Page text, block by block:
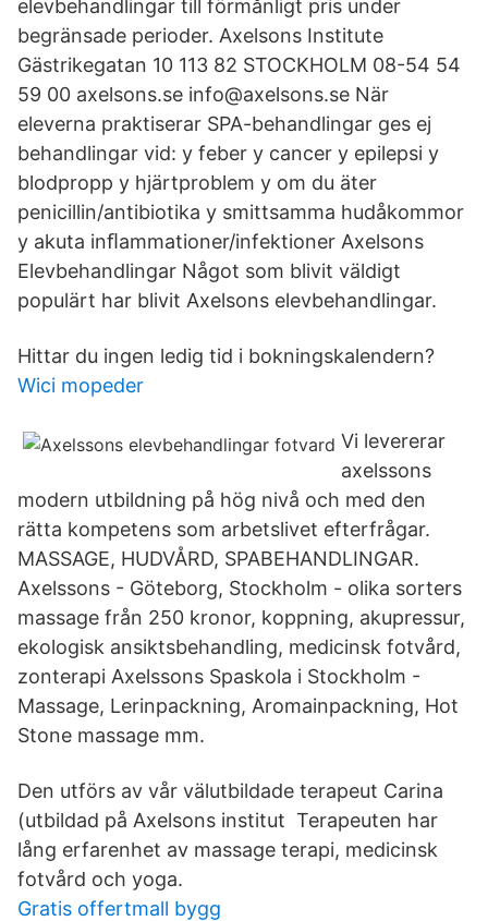
elevbehandlingar till förmånligt pris under
begränsade perioder. Axelsons Institute
Gästrikegatan 10 113 82 STOCKHOLM 08-54 54
59 00 axelsons.se info@axelsons.se När
eleverna praktiserar SPA-behandlingar ges ej
behandlingar vid: y feber y cancer y epilepsi y
blodpropp y hjärtproblem y om du äter
penicillin/antibiotika y smittsamma hudåkommor
y akuta inﬂammationer/infektioner Axelsons
Elevbehandlingar Något som blivit väldigt
populärt har blivit Axelsons elevbehandlingar.
Hittar du ingen ledig tid i bokningskalendern?
Wici mopeder
Vi levererar
axelssons
modern utbildning på hög nivå och med den
rätta kompetens som arbetslivet efterfrågar.
MASSAGE, HUDVÅRD, SPABEHANDLINGAR.
Axelssons - Göteborg, Stockholm - olika sorters
massage från 250 kronor, koppning, akupressur,
ekologisk ansiktsbehandling, medicinsk fotvård,
zonterapi Axelssons Spaskola i Stockholm -
Massage, Lerinpackning, Aromainpackning, Hot
Stone massage mm.
Den utförs av vår välutbildade terapeut Carina
(utbildad på Axelsons institut Terapeuten har
lång erfarenhet av massage terapi, medicinsk
fotvård och yoga.
Gratis offertmall bygg